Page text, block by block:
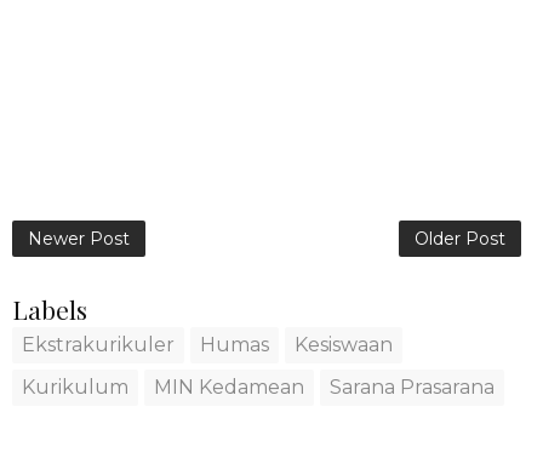
Newer Post Older Post
Labels
Ekstrakurikuler Humas
Kesiswaan
Kurikulum
MIN Kedamean Sarana Prasarana